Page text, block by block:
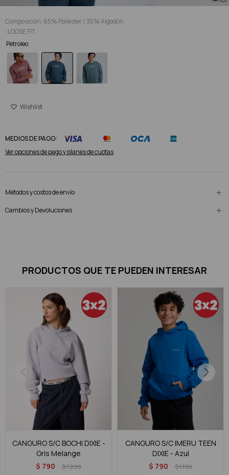
Composición: 65% Poliéster / 35% Algodón
-LOOSE FIT
Petroleo
MEDIOS DE PAGO:
Ver opciones de pago y planes de cuotas
Métodos y costos de envío
Cambios y Devoluciones
PRODUCTOS QUE TE PUEDEN INTERESAR
CANGURO S/C BOCHI DIXIE -
Gris Melange
$ 790 $1.290
CANGURO S/C IMERU TEEN
DIXIE - Azul
$ 790 $1.190